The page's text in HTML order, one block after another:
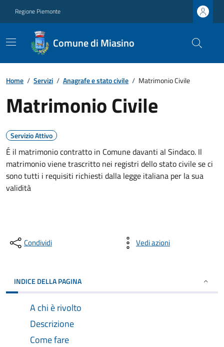
Regione Piemonte
Comune di Miasino
Home / Servizi / Anagrafe e stato civile / Matrimonio Civile
Matrimonio Civile
Servizio Attivo
É il matrimonio contratto in Comune davanti al Sindaco. Il
matrimonio viene trascritto nei registri dello stato civile se ci
sono tutti i requisiti richiesti dalla legge italiana per la sua
validità
Condividi Vedi azioni
INDICE DELLA PAGINA
A chi è rivolto
Descrizione
Come fare